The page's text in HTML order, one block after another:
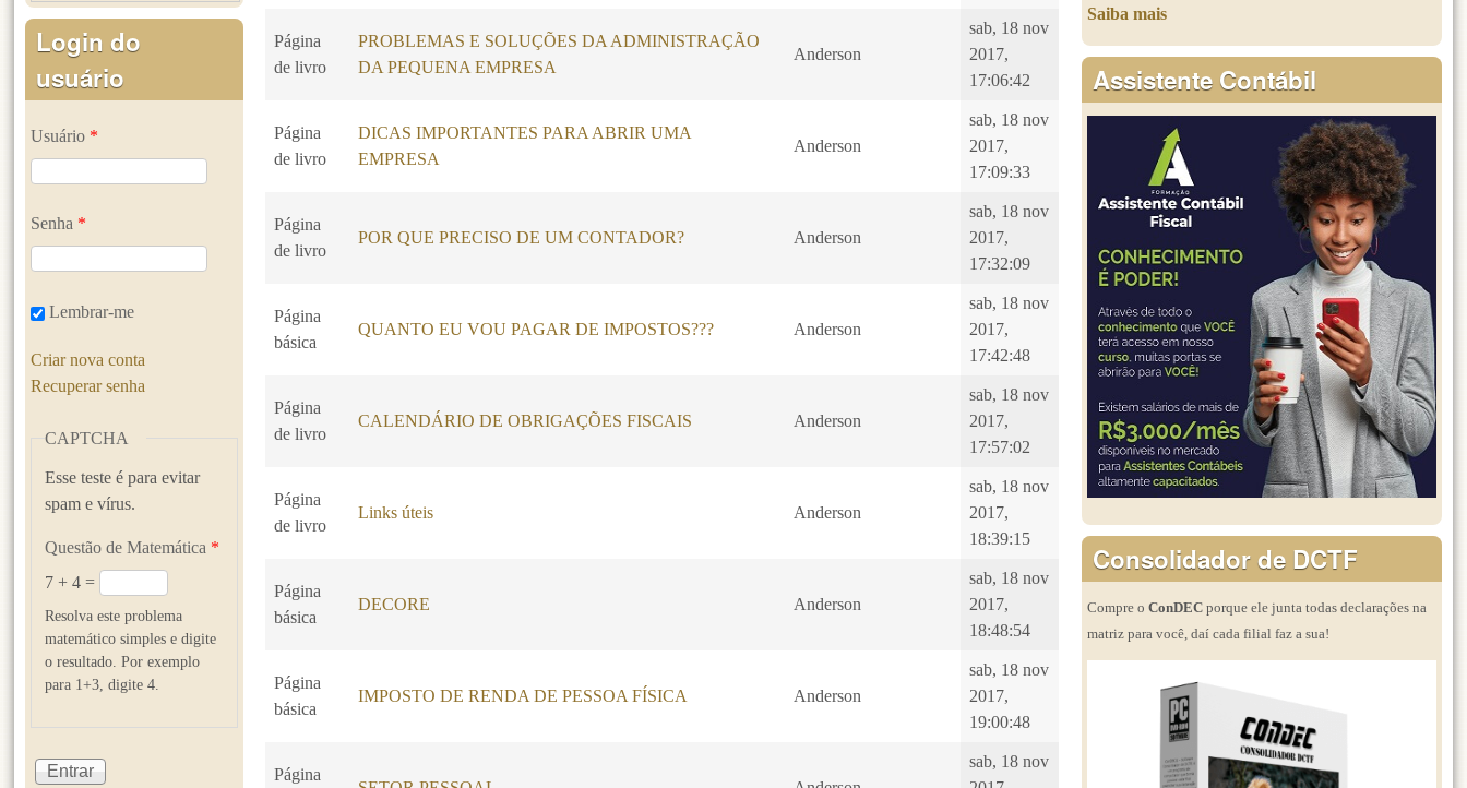
Página
de livro
PROBLEMAS E SOLUÇÕES DA ADMINISTRAÇÃO
DA PEQUENA EMPRESA
Anderson
sab, 18 nov
2017,
17:06:42
Página
de livro
DICAS IMPORTANTES PARA ABRIR UMA
EMPRESA
Anderson
sab, 18 nov
2017,
17:09:33
Página
de livro
POR QUE PRECISO DE UM CONTADOR? Anderson
sab, 18 nov
2017,
17:32:09
Página
básica
QUANTO EU VOU PAGAR DE IMPOSTOS??? Anderson
sab, 18 nov
2017,
17:42:48
Página
de livro
CALENDÁRIO DE OBRIGAÇÕES FISCAIS Anderson
sab, 18 nov
2017,
17:57:02
Página
de livro
Links úteis Anderson
sab, 18 nov
2017,
18:39:15
Página
básica
DECORE Anderson
sab, 18 nov
2017,
18:48:54
Página
básica
IMPOSTO DE RENDA DE PESSOA FÍSICA Anderson
sab, 18 nov
2017,
19:00:48
Página
sab, 18 nov
Login do
usuário
Usuário *
Senha *
Lembrar-me
Criar nova conta
Recuperar senha
CAPTCHA
Esse teste é para evitar
spam e vírus.
Questão de Matemática *
7 + 4 =
Resolva este problema
matemático simples e digite
o resultado. Por exemplo
para 1+3, digite 4.
Saiba mais
Assistente Contábil
Consolidador de DCTF
Compre o ConDEC porque ele junta todas declarações na
matriz para você, daí cada filial faz a sua!